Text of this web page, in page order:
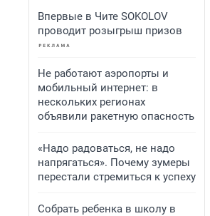
Впервые в Чите SOKOLOV
проводит розыгрыш призов
Не работают аэропорты и
мобильный интернет: в
нескольких регионах
объявили ракетную опасность
«Надо радоваться, не надо
напрягаться». Почему зумеры
перестали стремиться к успеху
Собрать ребенка в школу в